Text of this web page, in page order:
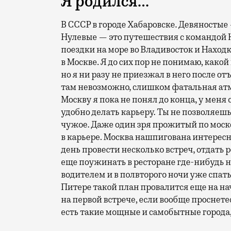
В СССР в городе Хабаровске.
Нулевые — это путешествия с командой
поездки на море во Владивосток и
в Москве. Я до сих пор не понимаю,
но я ни разу не приезжал в него после
там невозможно, слишком фатальная
Москву я пока не понял до конца, у
удобно делать карьеру. Ты не
чужое. Даже один зря прожитый по
в карьере. Москва нашпигована
день провести несколько встреч,
еще поужинать в ресторане где-нибудь
водителем и в полвторого ночи уже
Питере такой план провалится еще на
на первой встрече, если вообще
есть такие мощные и самобытные